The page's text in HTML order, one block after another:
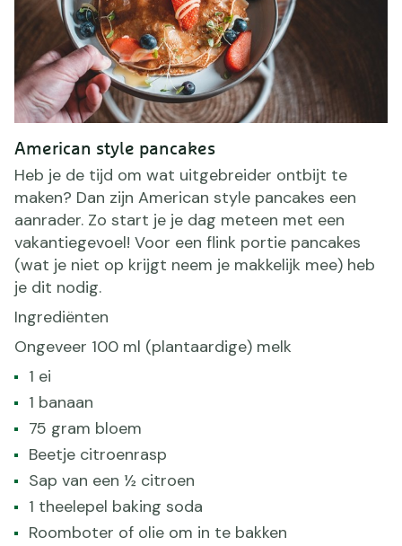
American style pancakes
Heb je de tijd om wat uitgebreider ontbijt te
maken? Dan zijn American style pancakes een
aanrader. Zo start je je dag meteen met een
vakantiegevoel! Voor een flink portie pancakes
(wat je niet op krijgt neem je makkelijk mee) heb
je dit nodig.
Ingrediënten
Ongeveer 100 ml (plantaardige) melk
1 ei
1 banaan
75 gram bloem
Beetje citroenrasp
Sap van een ½ citroen
1 theelepel baking soda
Roomboter of olie om in te bakken